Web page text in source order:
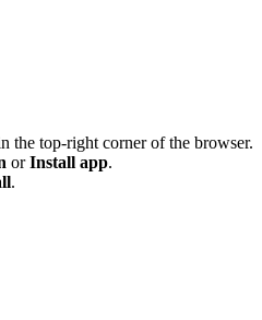
the top-right corner of the browser.
orInstall app.
.